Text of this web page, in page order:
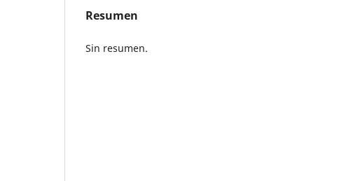
Resumen
Sin resumen.